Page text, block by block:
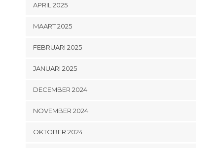
APRIL 2025
MAART 2025
FEBRUARI 2025
JANUARI 2025
DECEMBER 2024
NOVEMBER 2024
OKTOBER 2024